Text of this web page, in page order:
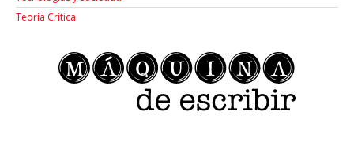
Teoría Crítica